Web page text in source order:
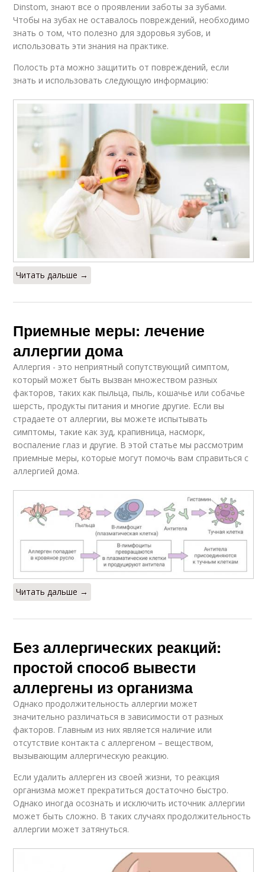
Dinstom, знают все о проявлении заботы за зубами.
Чтобы на зубах не оставалось повреждений, необходимо
знать о том, что полезно для здоровья зубов, и
использовать эти знания на практике.
Полость рта можно защитить от повреждений, если
знать и использовать следующую информацию:
Читать дальше →
Приемные меры: лечение
аллергии дома
Аллергия - это неприятный сопутствующий симптом,
который может быть вызван множеством разных
факторов, таких как пыльца, пыль, кошачье или собачье
шерсть, продукты питания и многие другие. Если вы
страдаете от аллергии, вы можете испытывать
симптомы, такие как зуд, крапивница, насморк,
воспаление глаз и другие. В этой статье мы рассмотрим
приемные меры, которые могут помочь вам справиться с
аллергией дома.
Читать дальше →
Без аллергических реакций:
простой способ вывести
аллергены из организма
Однако продолжительность аллергии может
значительно различаться в зависимости от разных
факторов. Главным из них является наличие или
отсутствие контакта с аллергеном – веществом,
вызывающим аллергическую реакцию.
Если удалить аллерген из своей жизни, то реакция
организма может прекратиться достаточно быстро.
Однако иногда осознать и исключить источник аллергии
может быть сложно. В таких случаях продолжительность
аллергии может затянуться.